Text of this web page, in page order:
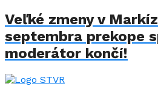
Veľké zmeny v
septembra prekope
moderátor končí!